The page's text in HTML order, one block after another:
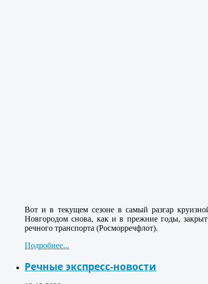
Вот и в текущем сезоне в самый разгар
Новгородом снова, как и в прежние годы,
речного транспорта (Росморречфлот).
Подробнее...
Речные экспресс-новости